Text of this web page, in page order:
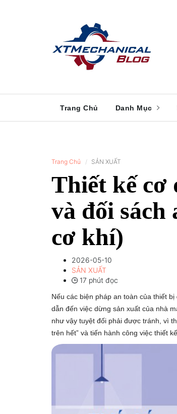
Trang Chủ Danh Mục
Trang Chủ SẢN XUẤT
Thiết kế cơ
và đối sách
cơ khí)
2026-05-10
SẢN XUẤT
17 phút đọc
Nếu các biện pháp an toàn của thiết
dẫn đến việc dừng sản xuất của nhà
như vậy tuyệt đối phải được tránh, vì
trên hết” và tiến hành công việc thiết